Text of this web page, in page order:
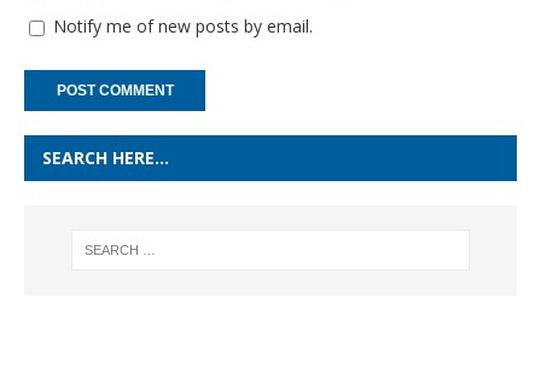
Notify me of new posts by email.
SEARCH HERE…